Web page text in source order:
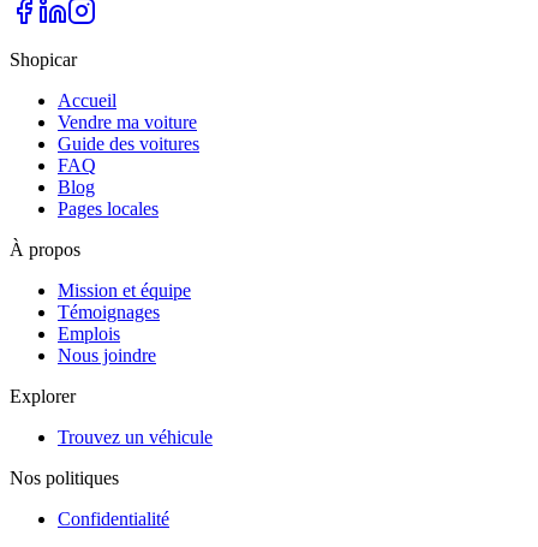
Shopicar
Accueil
Vendre ma voiture
Guide des voitures
FAQ
Blog
Pages locales
À propos
Mission et équipe
Témoignages
Emplois
Nous joindre
Explorer
Trouvez un véhicule
Nos politiques
Confidentialité